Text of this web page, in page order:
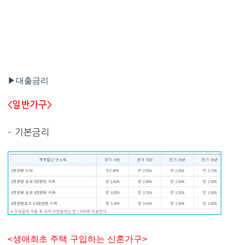
▶대출금리
<일반가구>
– 기본금리
<생애최초 주택 구입하는 신혼가구>